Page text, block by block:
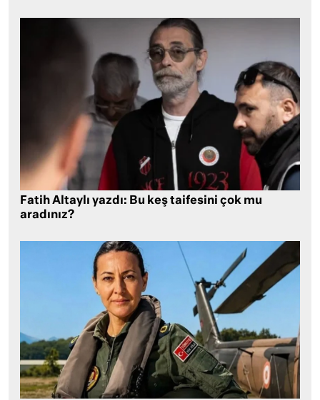
Fatih Altaylı yazdı: Bu keş taifesini çok mu
aradınız?